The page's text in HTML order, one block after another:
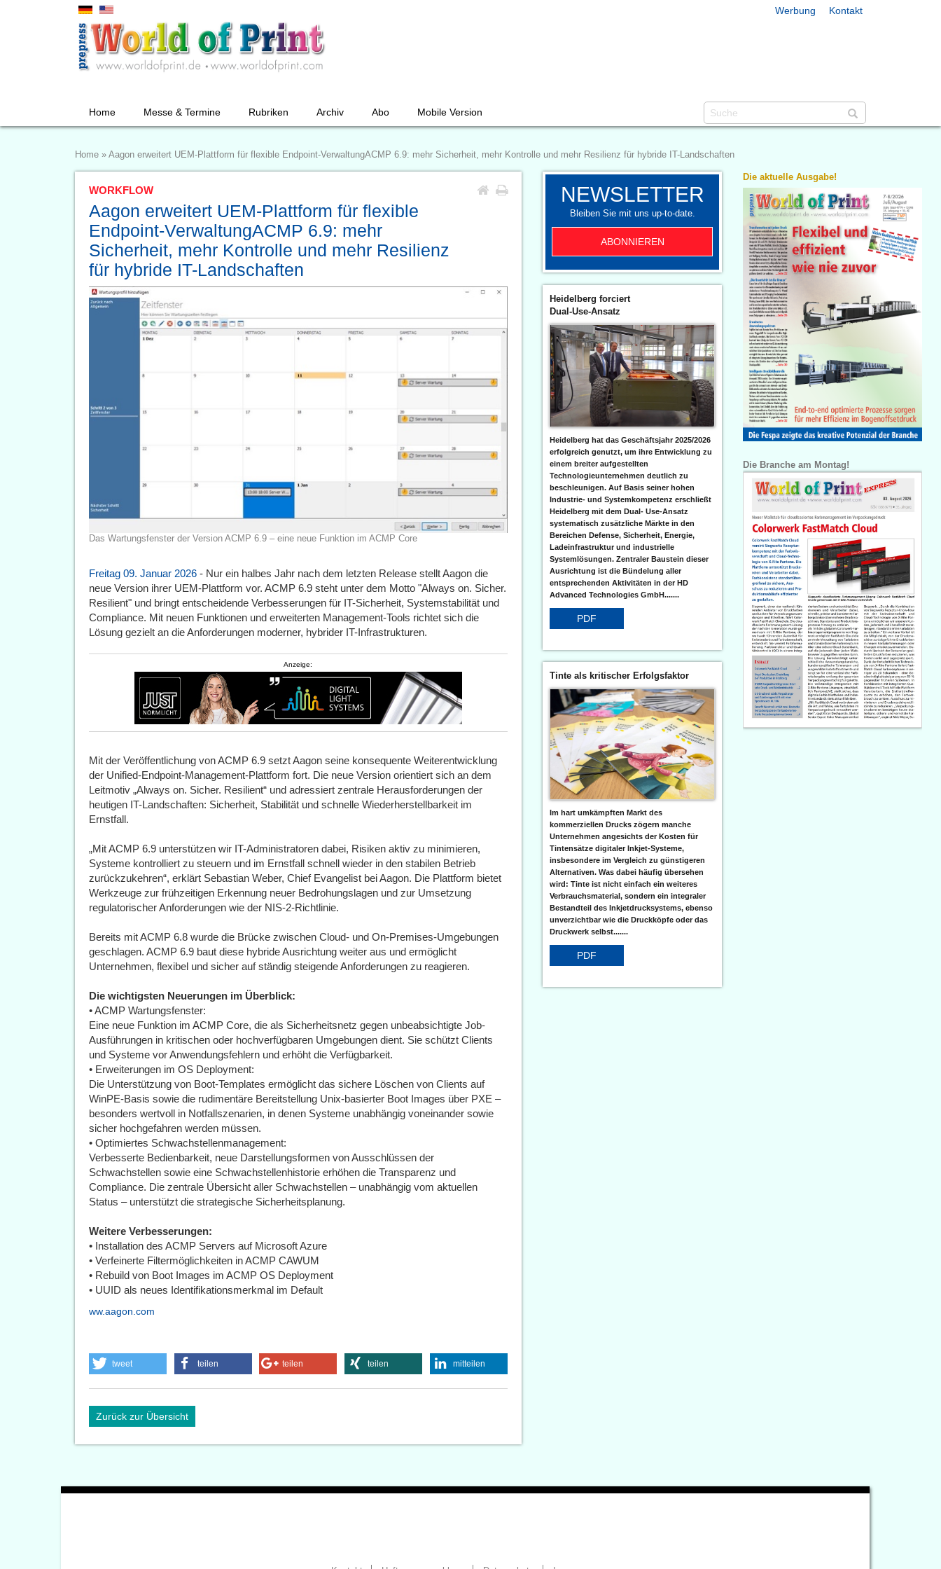
Werbung Kontakt
Home Messe & Termine Rubriken Archiv Abo Mobile Version
Home » Aagon erweitert UEM-Plattform für flexible Endpoint-VerwaltungACMP 6.9: mehr Sicherheit, mehr Kontrolle und mehr Resilienz für hybride IT-Landschaften
WORKFLOW
Aagon erweitert UEM-Plattform für flexible
Endpoint-VerwaltungACMP 6.9: mehr
Sicherheit, mehr Kontrolle und mehr Resilienz
für hybride IT-Landschaften
Das Wartungsfenster der Version ACMP 6.9 – eine neue Funktion im ACMP Core
Freitag 09. Januar 2026 - Nur ein halbes Jahr nach dem letzten Release stellt Aagon die
neue Version ihrer UEM-Plattform vor. ACMP 6.9 steht unter dem Motto "Always on. Sicher.
Resilient" und bringt entscheidende Verbesserungen für IT-Sicherheit, Systemstabilität und
Compliance. Mit neuen Funktionen und erweiterten Management-Tools richtet sich die
Lösung gezielt an die Anforderungen moderner, hybrider IT-Infrastrukturen.
Anzeige:
Mit der Veröffentlichung von ACMP 6.9 setzt Aagon seine konsequente Weiterentwicklung
der Unified-Endpoint-Management-Plattform fort. Die neue Version orientiert sich an dem
Leitmotiv „Always on. Sicher. Resilient“ und adressiert zentrale Herausforderungen der
heutigen IT-Landschaften: Sicherheit, Stabilität und schnelle Wiederherstellbarkeit im
Ernstfall.
„Mit ACMP 6.9 unterstützen wir IT-Administratoren dabei, Risiken aktiv zu minimieren,
Systeme kontrolliert zu steuern und im Ernstfall schnell wieder in den stabilen Betrieb
zurückzukehren“, erklärt Sebastian Weber, Chief Evangelist bei Aagon. Die Plattform bietet
Werkzeuge zur frühzeitigen Erkennung neuer Bedrohungslagen und zur Umsetzung
regulatorischer Anforderungen wie der NIS-2-Richtlinie.
Bereits mit ACMP 6.8 wurde die Brücke zwischen Cloud- und On-Premises-Umgebungen
geschlagen. ACMP 6.9 baut diese hybride Ausrichtung weiter aus und ermöglicht
Unternehmen, flexibel und sicher auf ständig steigende Anforderungen zu reagieren.
Die wichtigsten Neuerungen im Überblick:
• ACMP Wartungsfenster:
Eine neue Funktion im ACMP Core, die als Sicherheitsnetz gegen unbeabsichtigte Job-
Ausführungen in kritischen oder hochverfügbaren Umgebungen dient. Sie schützt Clients
und Systeme vor Anwendungsfehlern und erhöht die Verfügbarkeit.
• Erweiterungen im OS Deployment:
Die Unterstützung von Boot-Templates ermöglicht das sichere Löschen von Clients auf
WinPE-Basis sowie die rudimentäre Bereitstellung Unix-basierter Boot Images über PXE –
besonders wertvoll in Notfallszenarien, in denen Systeme unabhängig voneinander sowie
sicher hochgefahren werden müssen.
• Optimiertes Schwachstellenmanagement:
Verbesserte Bedienbarkeit, neue Darstellungsformen von Ausschlüssen der
Schwachstellen sowie eine Schwachstellenhistorie erhöhen die Transparenz und
Compliance. Die zentrale Übersicht aller Schwachstellen – unabhängig vom aktuellen
Status – unterstützt die strategische Sicherheitsplanung.
Weitere Verbesserungen:
• Installation des ACMP Servers auf Microsoft Azure
• Verfeinerte Filtermöglichkeiten in ACMP CAWUM
• Rebuild von Boot Images im ACMP OS Deployment
• UUID als neues Identifikationsmerkmal im Default
ww.aagon.com
tweet teilen teilen teilen mitteilen
Zurück zur Übersicht
NEWSLETTER
Bleiben Sie mit uns up-to-date.
ABONNIEREN
Heidelberg forciert
Dual-Use-Ansatz
Heidelberg hat das Geschäftsjahr 2025/2026
erfolgreich genutzt, um ihre Entwicklung zu
einem breiter aufgestellten
Technologieunternehmen deutlich zu
beschleunigen. Auf Basis seiner hohen
Industrie- und Systemkompetenz erschließt
Heidelberg mit dem Dual- Use-Ansatz
systematisch zusätzliche Märkte in den
Bereichen Defense, Sicherheit, Energie,
Ladeinfrastruktur und industrielle
Systemlösungen. Zentraler Baustein dieser
Ausrichtung ist die Bündelung aller
entsprechenden Aktivitäten in der HD
Advanced Technologies GmbH.......
PDF
Tinte als kritischer Erfolgsfaktor
Im hart umkämpften Markt des
kommerziellen Drucks zögern manche
Unternehmen angesichts der Kosten für
Tintensätze digitaler Inkjet-Systeme,
insbesondere im Vergleich zu günstigeren
Alternativen. Was dabei häufig übersehen
wird: Tinte ist nicht einfach ein weiteres
Verbrauchsmaterial, sondern ein integraler
Bestandteil des Inkjetdrucksystems, ebenso
unverzichtbar wie die Druckköpfe oder das
Druckwerk selbst.......
PDF
Die aktuelle Ausgabe!
Die Branche am Montag!